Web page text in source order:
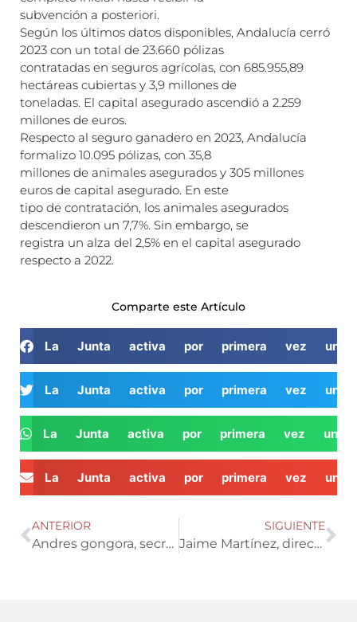
subvención a posteriori.
Según los últimos datos disponibles, Andalucía cerró
2023 con un total de 23.660 pólizas
contratadas en seguros agrícolas, con 685.955,89
hectáreas cubiertas y 3,9 millones de
toneladas. El capital asegurado ascendió a 2.259
millones de euros.
Respecto al seguro ganadero en 2023, Andalucía
formalizo 10.095 pólizas, con 35,8
millones de animales asegurados y 305 millones
euros de capital asegurado. En este
tipo de contratación, los animales asegurados
descendieron un 7,7%. Sin embargo, se
registra un alza del 2,5% en el capital asegurado
respecto a 2022.
Comparte este Artículo
La Junta activa por primera vez una
La Junta activa por primera vez una
La Junta activa por primera vez una
La Junta activa por primera vez una
ANTERIOR
Andres gongora, secretario general de Coag Almería
SIGUIENTE
Jaime Martínez, director gerente Agroalimentaria Almería